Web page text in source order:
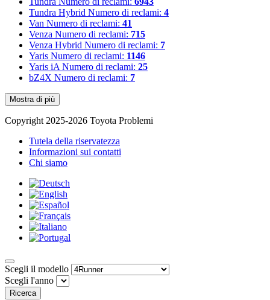
Tundra Hybrid Numero di reclami: 4
Van Numero di reclami: 41
Venza Numero di reclami: 715
Venza Hybrid Numero di reclami: 7
Yaris Numero di reclami: 1146
Yaris iA Numero di reclami: 25
bZ4X Numero di reclami: 7
Mostra di più
Copyright 2025-2026 Toyota Problemi
Tutela della riservatezza
Informazioni sui contatti
Chi siamo
Scegli il modello
Scegli l'anno
Ricerca